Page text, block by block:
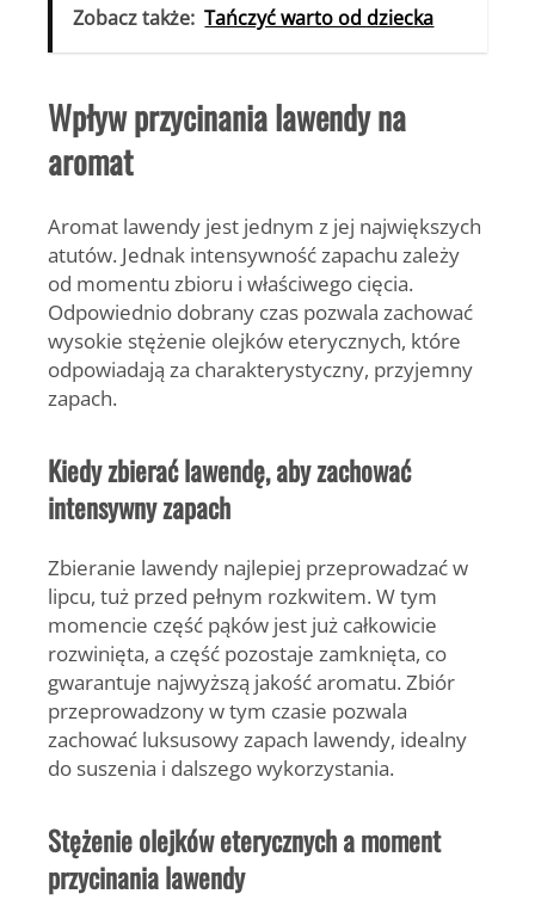
Zobacz także: Tańczyć warto od dziecka
Wpływ przycinania lawendy na
aromat
Aromat lawendy jest jednym z jej największych
atutów. Jednak intensywność zapachu zależy
od momentu zbioru i właściwego cięcia.
Odpowiednio dobrany czas pozwala zachować
wysokie stężenie olejków eterycznych, które
odpowiadają za charakterystyczny, przyjemny
zapach.
Kiedy zbierać lawendę, aby zachować
intensywny zapach
Zbieranie lawendy najlepiej przeprowadzać w
lipcu, tuż przed pełnym rozkwitem. W tym
momencie część pąków jest już całkowicie
rozwinięta, a część pozostaje zamknięta, co
gwarantuje najwyższą jakość aromatu. Zbiór
przeprowadzony w tym czasie pozwala
zachować luksusowy zapach lawendy, idealny
do suszenia i dalszego wykorzystania.
Stężenie olejków eterycznych a moment
przycinania lawendy